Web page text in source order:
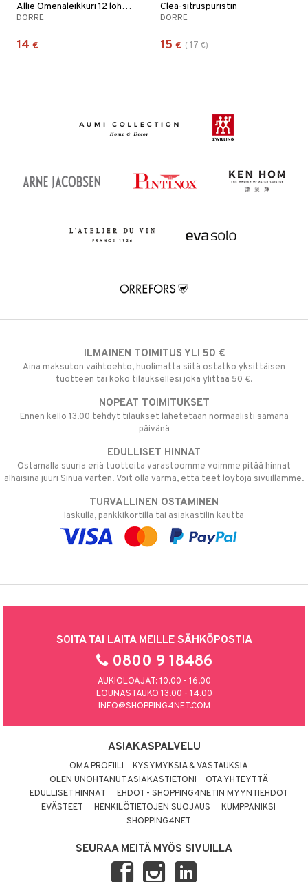
Allie Omenaleikkuri 12 lohkoa
DORRE
14 €
Clea-sitruspuristin
DORRE
15 € ( 17 €)
ILMAINEN TOIMITUS YLI 50 €
Aina maksuton vaihtoehto, huolimatta siitä ostatko yksittäisen
tuotteen tai koko tilauksellesi joka ylittää 50 €.
NOPEAT TOIMITUKSET
Ennen kello 13.00 tehdyt tilaukset lähetetään normaalisti samana
päivänä
EDULLISET HINNAT
Ostamalla suuria eriä tuotteita varastoomme voimme pitää hinnat
alhaisina juuri Sinua varten! Voit olla varma, että teet löytöjä sivuillamme.
TURVALLINEN OSTAMINEN
laskulla, pankkikortilla tai asiakastilin kautta
SOITA TAI LAITA MEILLE SÄHKÖPOSTIA
0800 9 18486
AUKIOLOAJAT: 10.00 - 16.00
LOUNASTAUKO 13.00 - 14.00
INFO@SHOPPING4NET.COM
ASIAKASPALVELU
OMA PROFIILI
KYSYMYKSIÄ & VASTAUKSIA
OLEN UNOHTANUT ASIAKASTIETONI
OTA YHTEYTTÄ
EDULLISET HINNAT
EHDOT - SHOPPING4NETIN MYYNTIEHDOT
EVÄSTEET
HENKILÖTIETOJEN SUOJAUS
KUMPPANIKSI
SHOPPING4NET
SEURAA MEITÄ MYÖS SIVUILLA